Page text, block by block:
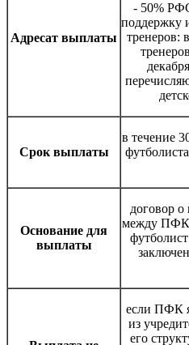
Адресат выплаты
- 50%
поддержку
тренеров:
Срок выплаты
в течение
Основание для
выплаты
договор
между ПФК
если ПФК
из
его